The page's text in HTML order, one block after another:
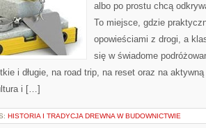
albo po prostu chcą
To miejsce, gdzie
opowieściami z drogi, a
się w świadome
i długie, na road trip, na reset oraz na
i […]
HISTORIA I TRADYCJA DREWNA W BUDOWNICTWIE